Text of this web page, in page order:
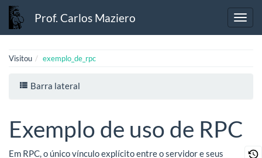
Prof. Carlos Maziero
Visitou exemplo_de_rpc
Barra lateral
Exemplo de uso de RPC
Em RPC, o único vínculo explícito entre o servidor e seus